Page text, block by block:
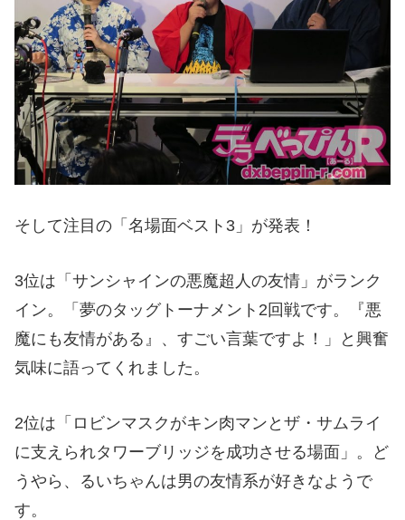
そして注目の「名場面ベスト3」が発表！
3位は「サンシャインの悪魔超人の友情」がランク
イン。「夢のタッグトーナメント2回戦です。『悪
魔にも友情がある』、すごい言葉ですよ！」と興奮
気味に語ってくれました。
2位は「ロビンマスクがキン肉マンとザ・サムライ
に支えられタワーブリッジを成功させる場面」。ど
うやら、るいちゃんは男の友情系が好きなようで
す。